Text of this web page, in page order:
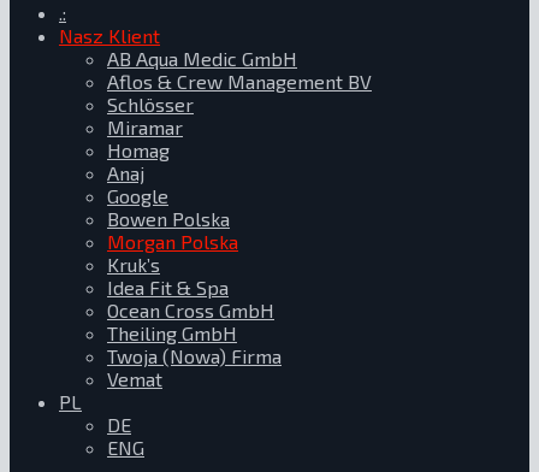
.:
Nasz Klient
AB Aqua Medic GmbH
Aflos & Crew Management BV
Schlösser
Miramar
Homag
Anaj
Google
Bowen Polska
Morgan Polska
Kruk’s
Idea Fit & Spa
Ocean Cross GmbH
Theiling GmbH
Twoja (Nowa) Firma
Vemat
PL
DE
ENG